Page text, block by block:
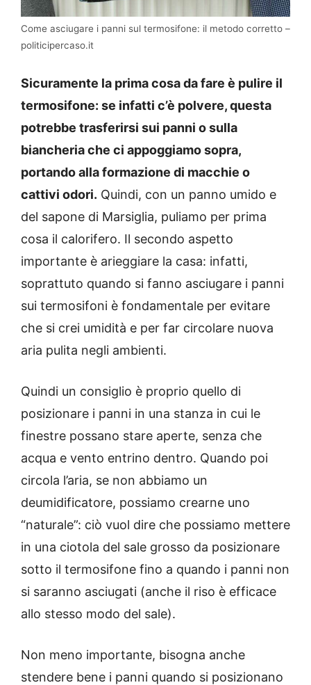
Come asciugare i panni sul termosifone: il metodo corretto –
politicipercaso.it
Sicuramente la prima cosa da fare è pulire il
termosifone: se infatti c’è polvere, questa
potrebbe trasferirsi sui panni o sulla
biancheria che ci appoggiamo sopra,
portando alla formazione di macchie o
cattivi odori. Quindi, con un panno umido e
del sapone di Marsiglia, puliamo per prima
cosa il calorifero. Il secondo aspetto
importante è arieggiare la casa: infatti,
soprattuto quando si fanno asciugare i panni
sui termosifoni è fondamentale per evitare
che si crei umidità e per far circolare nuova
aria pulita negli ambienti.
Quindi un consiglio è proprio quello di
posizionare i panni in una stanza in cui le
finestre possano stare aperte, senza che
acqua e vento entrino dentro. Quando poi
circola l’aria, se non abbiamo un
deumidificatore, possiamo crearne uno
“naturale”: ciò vuol dire che possiamo mettere
in una ciotola del sale grosso da posizionare
sotto il termosifone fino a quando i panni non
si saranno asciugati (anche il riso è efficace
allo stesso modo del sale).
Non meno importante, bisogna anche
stendere bene i panni quando si posizionano